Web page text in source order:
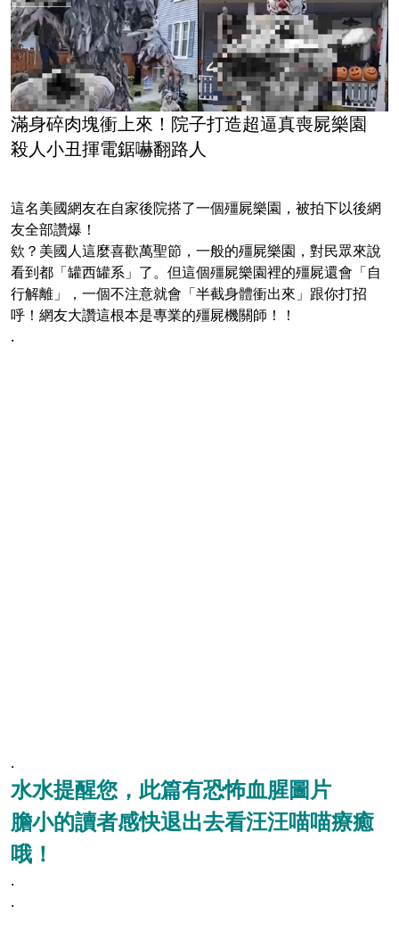
滿身碎肉塊衝上來！院子打造超逼真喪屍樂園
殺人小丑揮電鋸嚇翻路人
這名美國網友在自家後院搭了一個殭屍樂園，被拍下以後網
友全部讚爆！
欸？美國人這麼喜歡萬聖節，一般的殭屍樂園，對民眾來說
看到都「罐西罐系」了。但這個殭屍樂園裡的殭屍還會「自
行解離」，一個不注意就會「半截身體衝出來」跟你打招
呼！網友大讚這根本是專業的殭屍機關師！！
.
.
水水提醒您，此篇有恐怖血腥圖片
膽小的讀者感快退出去看汪汪喵喵療癒
哦！
.
.